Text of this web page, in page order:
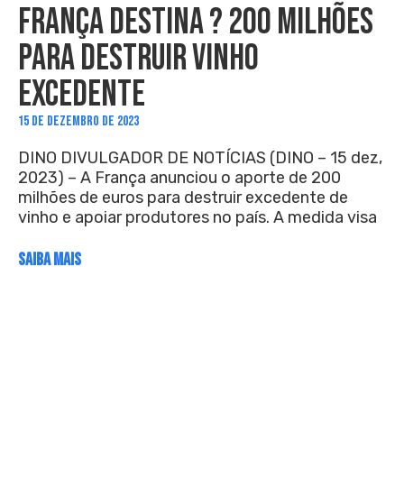
FRANÇA DESTINA ? 200 MILHÕES
PARA DESTRUIR VINHO
EXCEDENTE
15 DE DEZEMBRO DE 2023
DINO DIVULGADOR DE NOTÍCIAS (DINO – 15 dez,
2023) – A França anunciou o aporte de 200
milhões de euros para destruir excedente de
vinho e apoiar produtores no país. A medida visa
SAIBA MAIS